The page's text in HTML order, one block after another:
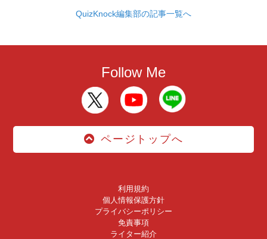
QuizKnock編集部の記事一覧へ
Follow Me
ページトップへ
利用規約
個人情報保護方針
プライバシーポリシー
免責事項
ライター紹介